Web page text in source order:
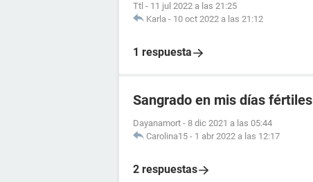
Ttl - 11 jul 2022 a las 21:25
Karla - 10 oct 2022 a las 21:12
1 respuesta
Sangrado en mis días fértiles
Dayanamort - 8 dic 2021 a las 05:44
Carolina15 - 1 abr 2022 a las 12:17
2 respuestas